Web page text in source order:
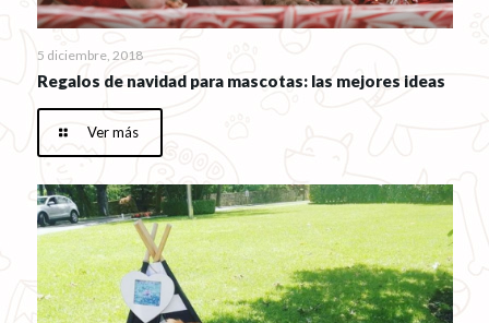
5 diciembre, 2018
Regalos de navidad para mascotas: las mejores ideas
Ver más